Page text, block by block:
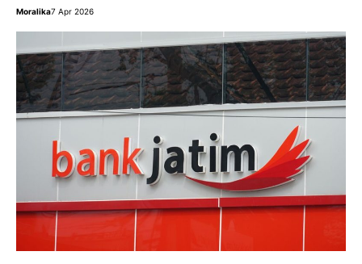
Moralika7 Apr 2026